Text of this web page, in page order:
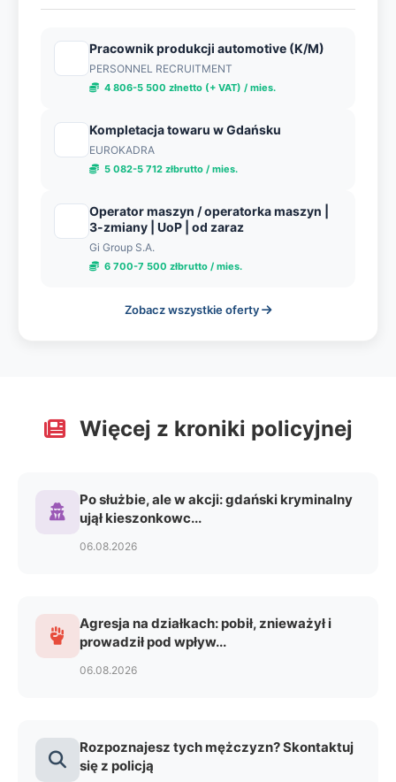
Pracownik produkcji automotive (K/M)
PERSONNEL RECRUITMENT
4 806-5 500 złnetto (+ VAT) / mies.
Kompletacja towaru w Gdańsku
EUROKADRA
5 082-5 712 złbrutto / mies.
Operator maszyn / operatorka maszyn |
3-zmiany | UoP | od zaraz
Gi Group S.A.
6 700-7 500 złbrutto / mies.
Zobacz wszystkie oferty
Więcej z kroniki policyjnej
Po służbie, ale w akcji: gdański kryminalny
ujął kieszonkowc...
06.08.2026
Agresja na działkach: pobił, znieważył i
prowadził pod wpływ...
06.08.2026
Rozpoznajesz tych mężczyzn? Skontaktuj
się z policją